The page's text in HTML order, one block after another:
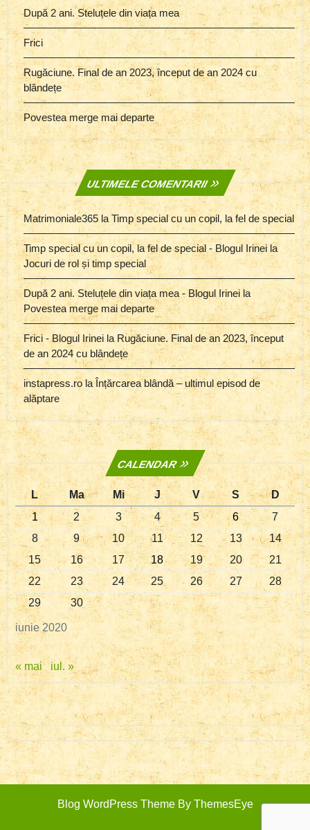
După 2 ani. Steluțele din viața mea
Frici
Rugăciune. Final de an 2023, început de an 2024 cu
blândețe
Povestea merge mai departe
ULTIMELE COMENTARII
Matrimoniale365 la Timp special cu un copil, la fel de special
Timp special cu un copil, la fel de special - Blogul Irineila
Jocuri de rol și timp special
După 2 ani. Steluțele din viața mea - Blogul Irinei la
Povestea merge mai departe
Frici - Blogul Irinei laRugăciune. Final de an 2023, început
de an 2024 cu blândețe
instapress.rolaÎnțărcarea blândă – ultimul episod de
alăptare
CALENDAR
iunie 2020
L Ma Mi J V S
D
1
2 3 4 5 6
7
8
9 10 11 12 13
14
15
16 17 18 19 20
21
22
23 24 25 26 27
28
29
30
« mai iul. »
Blog WordPress ThemeBy ThemesEye